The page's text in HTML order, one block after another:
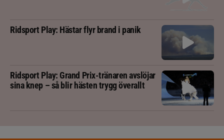
Ridsport Play: Hästar flyr brand i panik
Ridsport Play: Grand Prix-tränaren avslöjar
sina knep – så blir hästen trygg överallt